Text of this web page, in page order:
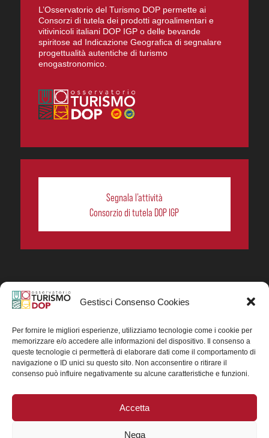
Gestisci Consenso Cookies
Per fornire le migliori esperienze, utilizziamo tecnologie come i cookie per
memorizzare e/o accedere alle informazioni del dispositivo. Il consenso a
queste tecnologie ci permetterà di elaborare dati come il comportamento di
navigazione o ID unici su questo sito. Non acconsentire o ritirare il
consenso può influire negativamente su alcune caratteristiche e funzioni.
Accetta
Nega
L’Osservatorio del Turismo DOP permette ai
Consorzi di tutela dei prodotti agroalimentari e
vitivinicoli italiani DOP IGP o delle bevande
spiritose ad Indicazione Geografica di segnalare
progettualità autentiche di turismo
enogastronomico.
Segnala l’attività
Consorzio di tutela DOP IGP
In collaborazione ORIGIN ITALIA.
del turismo enogastronomico dei prodotti DOP IGP
italiani.
Concessione contributo MASAF DM n. 0311719 del
15/06/2023
Concessione contributo MASAF, DM n. 0016662 del
15/01/2025 (CUP J88H24002560007)